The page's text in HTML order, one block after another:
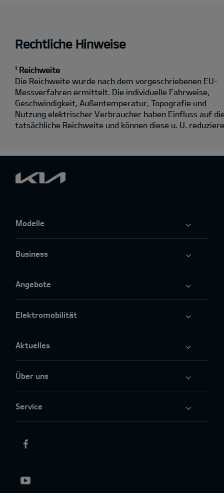
Rechtliche Hinweise
¹ Reichweite
Die Reichweite wurde nach dem vorgeschriebenen EU-
Messverfahren ermittelt. Die individuelle Fahrweise,
Geschwindigkeit, Außentemperatur, Topografie und
Nutzung elektrischer Verbraucher haben Einfluss auf
tatsächliche Reichweite und können diese u. U.
Modelle
Business
Angebote
Elektromobilität
Aktuelles
Über uns
Service